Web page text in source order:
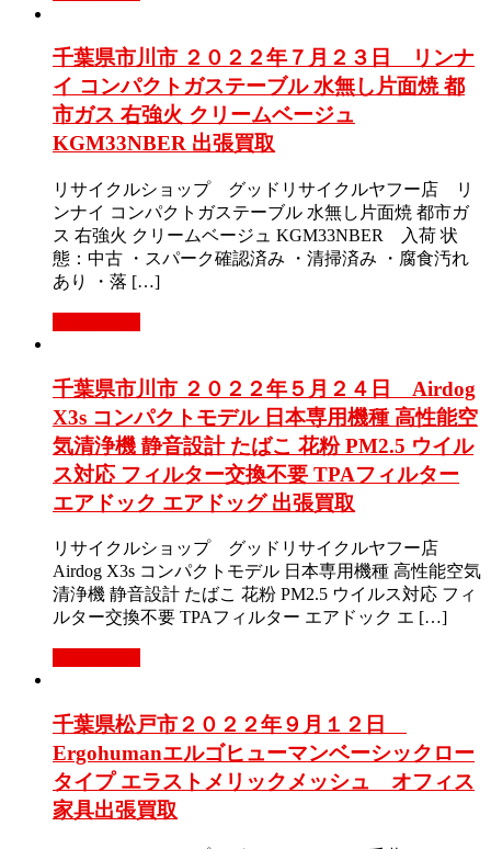
千葉県市川市 ２０２２年７月２３日 リンナ
イ コンパクトガステーブル 水無し片面焼 都
市ガス 右強火 クリームベージュ
KGM33NBER 出張買取
リサイクルショップ グッドリサイクルヤフー店 リ
ンナイ コンパクトガステーブル 水無し片面焼 都市ガ
ス 右強火 クリームベージュ KGM33NBER 入荷 状
態：中古 ・スパーク確認済み ・清掃済み ・腐食汚れ
あり ・落 […]
千葉県市川市 ２０２２年５月２４日 Airdog
X3s コンパクトモデル 日本専用機種 高性能空
気清浄機 静音設計 たばこ 花粉 PM2.5 ウイル
ス対応 フィルター交換不要 TPAフィルター
エアドック エアドッグ 出張買取
リサイクルショップ グッドリサイクルヤフー店
Airdog X3s コンパクトモデル 日本専用機種 高性能空気
清浄機 静音設計 たばこ 花粉 PM2.5 ウイルス対応 フィ
ルター交換不要 TPAフィルター エアドック エ […]
千葉県松戸市２０２２年９月１２日
Ergohumanエルゴヒューマンベーシックロー
タイプ エラストメリックメッシュ オフィス
家具出張買取